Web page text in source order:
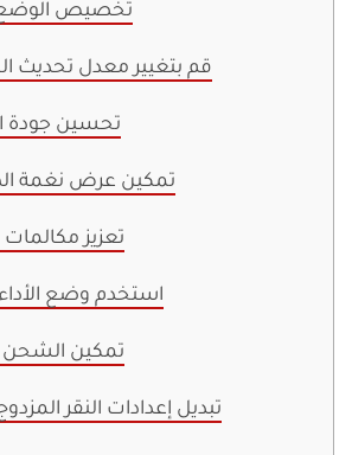
1. تخصيص الوضع
2. قم بتغيير معدل تحديث
3. تحسين
4. تمكين عرض نغمة
5. تعزيز مكالمات
6. استخدم وضع
7. تمكين
8. تبديل إعدادات النقر